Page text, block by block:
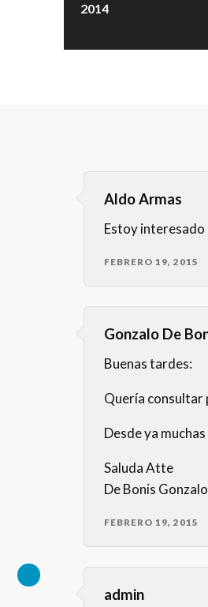
2014
Aldo Armas
Estoy
FEBRERO 19, 2015
Gonzalo De
Buenas tardes:
Quería consultar
Desde ya
Saluda Atte
De Bonis
FEBRERO 19, 2015
admin